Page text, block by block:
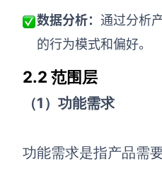
数据分析： 通过分析
的行为模式和偏好。
2.2 范围层
（1）功能需求
功能需求是指产品需